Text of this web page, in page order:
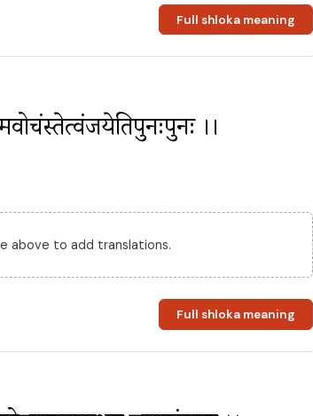
Full shloka meaning
।।
above to add translations.
Full shloka meaning